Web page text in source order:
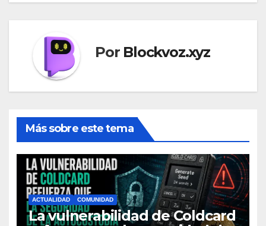
Por Blockvoz.xyz
Más sobre este tema
ACTUALIDAD COMUNIDAD
La vulnerabilidad de Coldcard